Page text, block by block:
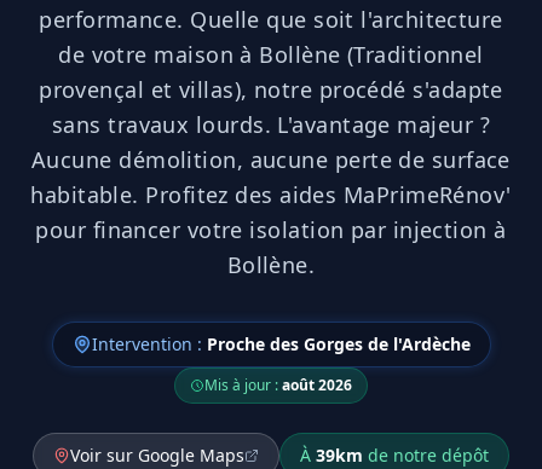
performance. Quelle que soit l'architecture
de votre maison à Bollène (Traditionnel
provençal et villas), notre procédé s'adapte
sans travaux lourds. L'avantage majeur ?
Aucune démolition, aucune perte de surface
habitable. Profitez des aides MaPrimeRénov'
pour financer votre isolation par injection à
Bollène.
Intervention : Proche des Gorges de l'Ardèche
Mis à jour :août 2026
Voir sur Google Maps À 39km de notre dépôt